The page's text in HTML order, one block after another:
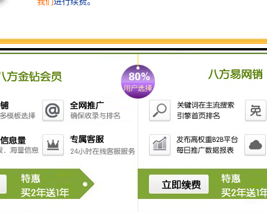
12排风系统
13出布装置摆布/卷布
有摆布及卷布二种出布方式